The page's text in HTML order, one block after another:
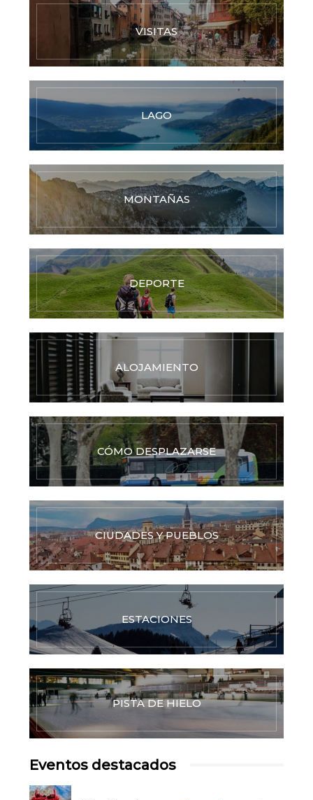
VISITAS
LAGO
MONTAÑAS
DEPORTE
ALOJAMIENTO
CÓMO DESPLAZARSE
CIUDADES Y PUEBLOS
ESTACIONES
PISTA DE HIELO
Eventos destacados